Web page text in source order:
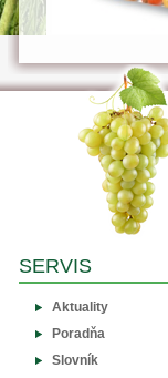
SERVIS
Aktuality
Poradňa
Slovník